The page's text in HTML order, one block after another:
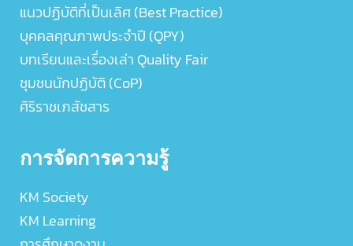
แนวปฏิบัติที่เป็นเลิศ (Best Practice)
บุคคลคุณภาพประจำปี (QPY)
บทเรียนและเรื่องเล่า Quality Fair
ชุมชนนักปฏิบัติ (CoP)
ศิริราชเภสัชสาร
การจัดการความรู้
KM Society
KM Learning